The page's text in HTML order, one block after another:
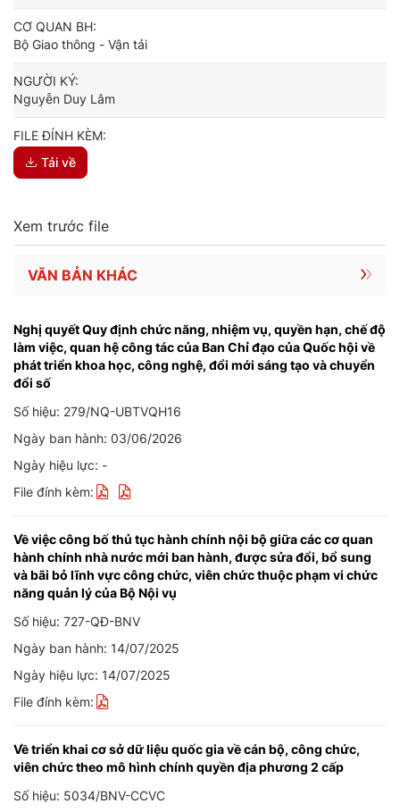
CƠ QUAN BH:
Bộ Giao thông - Vận tải
NGƯỜI KÝ:
Nguyễn Duy Lâm
FILE ĐÍNH KÈM:
Tải về
Xem trước file
VĂN BẢN KHÁC
Nghị quyết Quy định chức năng, nhiệm vụ, quyền hạn, chế độ
làm việc, quan hệ công tác của Ban Chỉ đạo của Quốc hội về
phát triển khoa học, công nghệ, đổi mới sáng tạo và chuyển
đổi số
Số hiệu: 279/NQ-UBTVQH16
Ngày ban hành: 03/06/2026
Ngày hiệu lực: -
File đính kèm:
Về việc công bố thủ tục hành chính nội bộ giữa các cơ quan
hành chính nhà nước mới ban hành, được sửa đổi, bổ sung
và bãi bỏ lĩnh vực công chức, viên chức thuộc phạm vi chức
năng quản lý của Bộ Nội vụ
Số hiệu: 727-QĐ-BNV
Ngày ban hành: 14/07/2025
Ngày hiệu lực: 14/07/2025
File đính kèm:
Về triển khai cơ sở dữ liệu quốc gia về cán bộ, công chức,
viên chức theo mô hình chính quyền địa phương 2 cấp
Số hiệu: 5034/BNV-CCVC